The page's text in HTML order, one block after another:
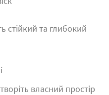
стійкий та глибокий
власний простір